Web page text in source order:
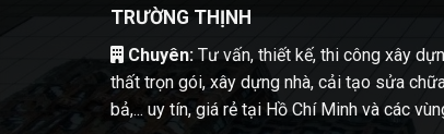
TRƯỜNG THỊNH
Chuyên:Tư vấn, thiết kế, thi công xây
thất trọn gói, xây dựng nhà, cải tạo sửa
bả,... uy tín, giá rẻ tại Hồ Chí Minh và các